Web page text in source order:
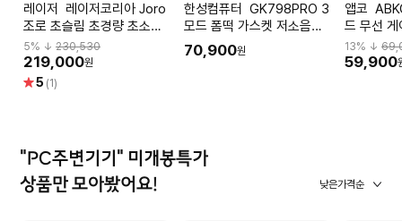
레이저 레이저코리아 Joro
조로 초슬림 초경량 초소형
무선 게이밍 포터블 키보드
5% ↓ 230,530
219,000원
별5 (1)
한성컴퓨터 GK798PRO 3
모드 폼떡 가스켓 저소음기
계식키보드 오션화이트
(KTT블루 포각 43g)
70,900원
앱코 ABKO AP87W 3모
드 무선
13% ↓
59,900
"PC주변기기" 미개봉특가
상품만 모아봤어요!
낮은가격순